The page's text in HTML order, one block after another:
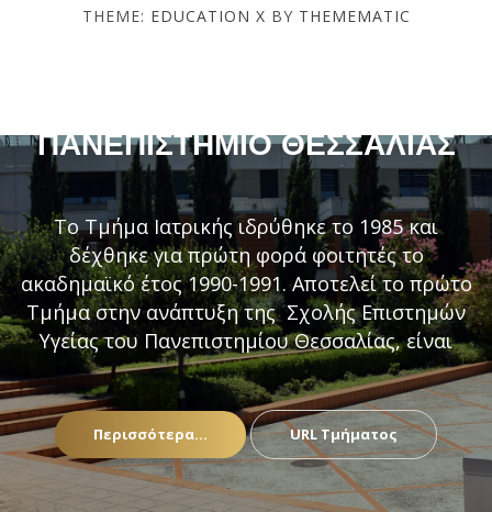
THEME: EDUCATION X BY THEMEMATIC
ΠΑΝΕΠΙΣΤΉΜΙΟ ΘΕΣΣΑΛΊΑΣ
Το Τμήμα Ιατρικής ιδρύθηκε το 1985 και
δέχθηκε για πρώτη φορά φοιτητές το
ακαδημαϊκό έτος 1990-1991. Αποτελεί το πρώτο
Τμήμα στην ανάπτυξη της Σχολής Επιστημών
Υγείας του Πανεπιστημίου Θεσσαλίας, είναι
Περισσότερα... URL Τμήματος